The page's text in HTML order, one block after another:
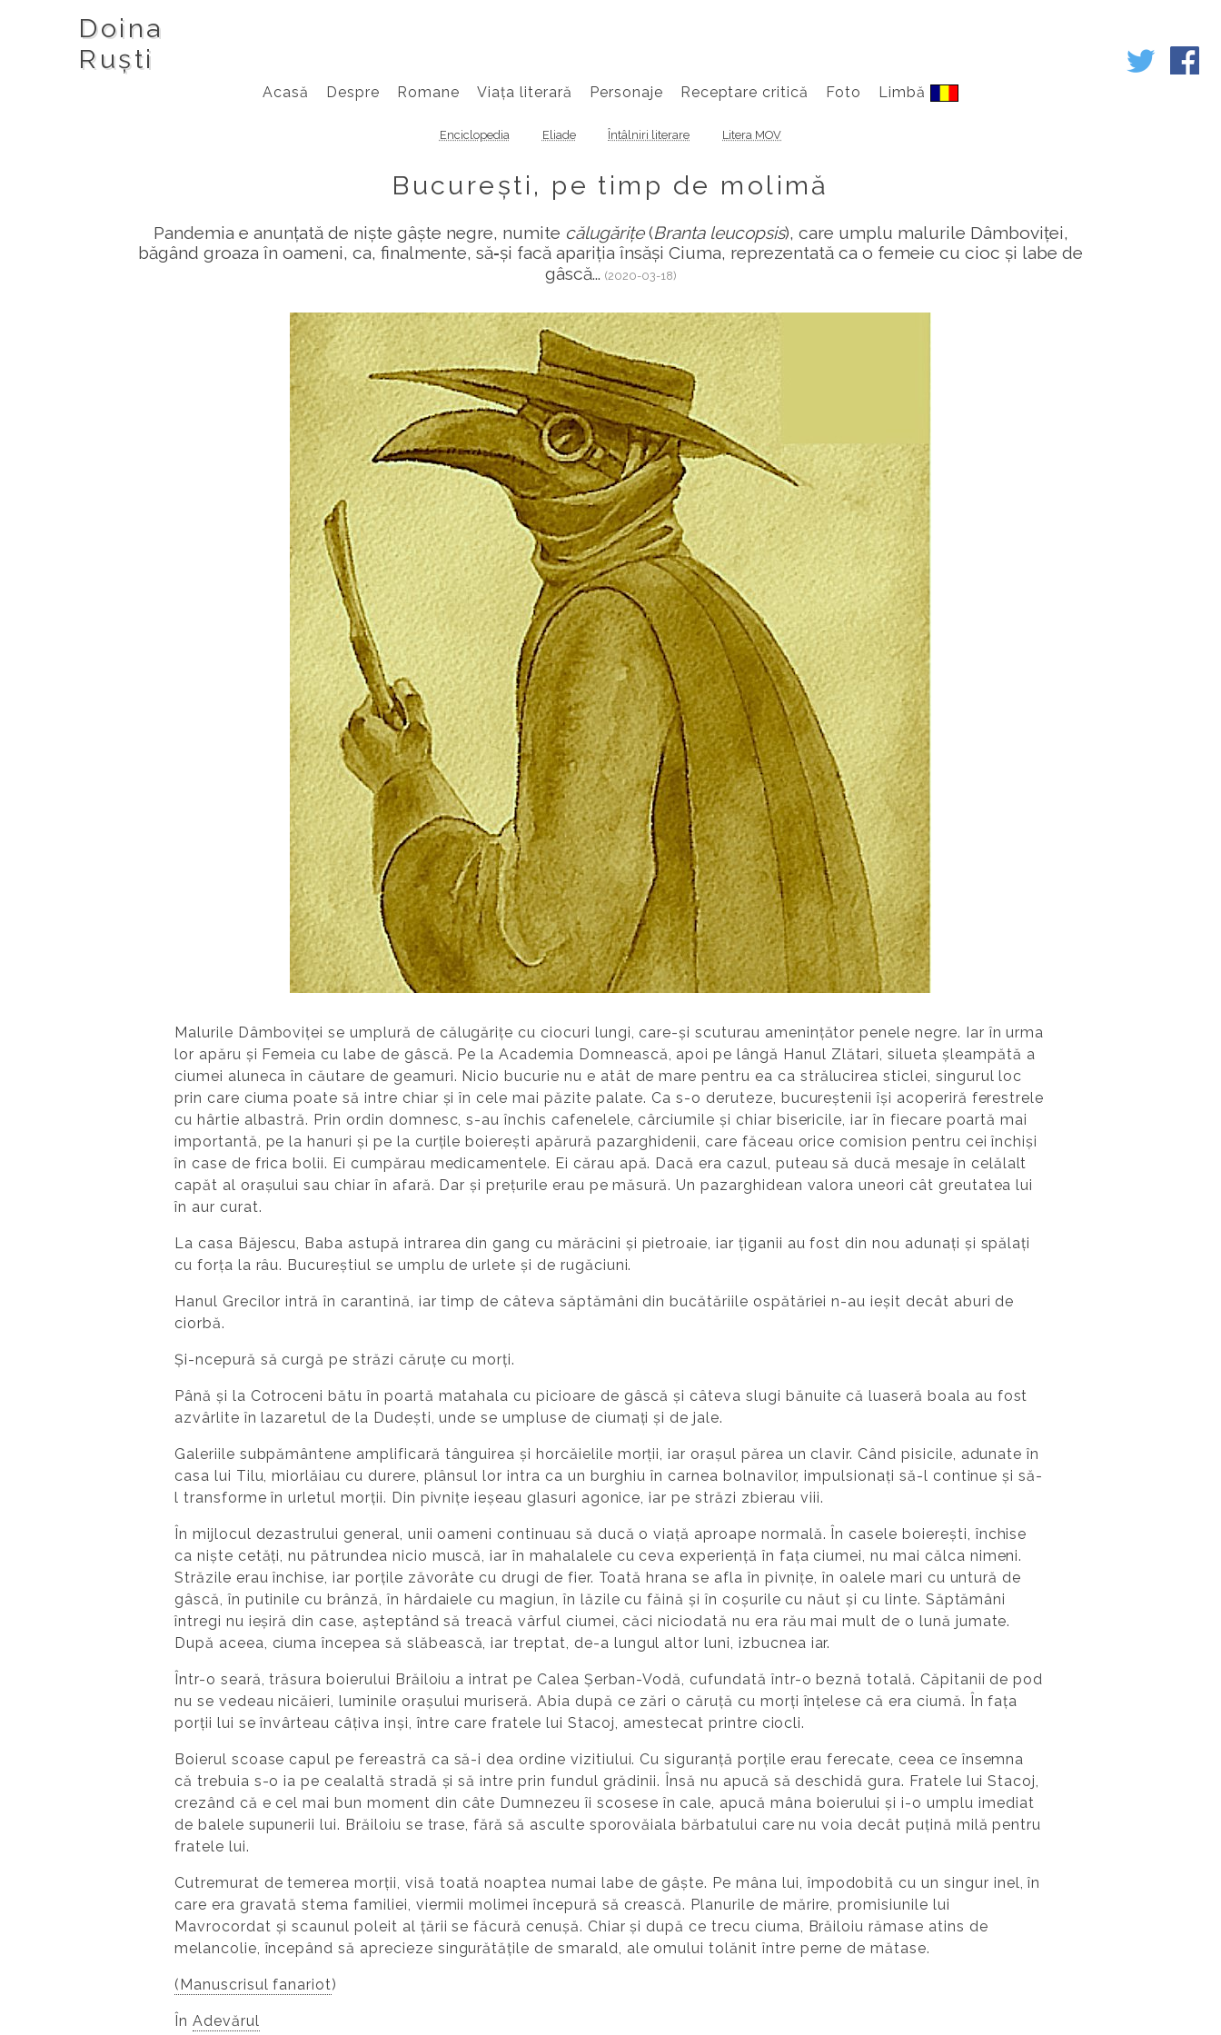
Doina
Ruști
Acasă Despre Romane Viața literară Personaje Receptare critică Foto Limbă
Enciclopedia Eliade Întâlniri literare Litera MOV
București, pe timp de molimă
Pandemia e anunțată de niște gâște negre, numite călugărițe(Branta leucopsis), care umplu malurile Dâmboviței,
băgând groaza în oameni, ca, finalmente, să‑și facă apariția însăși Ciuma, reprezentată ca o femeie cu cioc și labe de
gâscă... (2020-03-18)
Malurile Dâmboviței se umplură de călugărițe cu ciocuri lungi, care-și scuturau amenințător penele negre. Iar în urma
lor apăru și Femeia cu labe de gâscă. Pe la Academia Domnească, apoi pe lângă Hanul Zlătari, silueta șleampătă a
ciumei aluneca în căutare de geamuri. Nicio bucurie nu e atât de mare pentru ea ca strălucirea sticlei, singurul loc
prin care ciuma poate să intre chiar și în cele mai păzite palate. Ca s-o deruteze, bucureștenii își acoperiră ferestrele
cu hârtie albastră. Prin ordin domnesc, s-au închis cafenelele, cârciumile și chiar bisericile, iar în fiecare poartă mai
importantă, pe la hanuri și pe la curțile boierești apărură pazarghidenii, care făceau orice comision pentru cei închiși
în case de frica bolii. Ei cumpărau medicamentele. Ei cărau apă. Dacă era cazul, puteau să ducă mesaje în celălalt
capăt al orașului sau chiar în afară. Dar și prețurile erau pe măsură. Un pazarghidean valora uneori cât greutatea lui
în aur curat.
La casa Băjescu, Baba astupă intrarea din gang cu mărăcini și pietroaie, iar țiganii au fost din nou adunați și spălați
cu forța la râu. Bucureștiul se umplu de urlete și de rugăciuni.
Hanul Grecilor intră în carantină, iar timp de câteva săptămâni din bucătăriile ospătăriei n-au ieșit decât aburi de
ciorbă.
Și-ncepură să curgă pe străzi căruțe cu morți.
Până și la Cotroceni bătu în poartă matahala cu picioare de gâscă și câteva slugi bănuite că luaseră boala au fost
azvârlite în lazaretul de la Dudești, unde se umpluse de ciumați și de jale.
Galeriile subpământene amplificară tânguirea și horcăielile morții, iar orașul părea un clavir. Când pisicile, adunate în
casa lui Tilu, miorlăiau cu durere, plânsul lor intra ca un burghiu în carnea bolnavilor, impulsionați să-l continue și să-
l transforme în urletul morții. Din pivnițe ieșeau glasuri agonice, iar pe străzi zbierau viii.
În mijlocul dezastrului general, unii oameni continuau să ducă o viață aproape normală. În casele boierești, închise
ca niște cetăți, nu pătrundea nicio muscă, iar în mahalalele cu ceva experiență în fața ciumei, nu mai călca nimeni.
Străzile erau închise, iar porțile zăvorâte cu drugi de fier. Toată hrana se afla în pivnițe, în oalele mari cu untură de
gâscă, în putinile cu brânză, în hârdaiele cu magiun, în lăzile cu făină și în coșurile cu năut și cu linte. Săptămâni
întregi nu ieșiră din case, așteptând să treacă vârful ciumei, căci niciodată nu era rău mai mult de o lună jumate.
După aceea, ciuma începea să slăbească, iar treptat, de-a lungul altor luni, izbucnea iar.
Într-o seară, trăsura boierului Brăiloiu a intrat pe Calea Șerban-Vodă, cufundată într-o beznă totală. Căpitanii de pod
nu se vedeau nicăieri, luminile orașului muriseră. Abia după ce zări o căruță cu morți înțelese că era ciumă. În fața
porții lui se învârteau câțiva inși, între care fratele lui Stacoj, amestecat printre ciocli.
Boierul scoase capul pe fereastră ca să-i dea ordine vizitiului. Cu siguranță porțile erau ferecate, ceea ce însemna
că trebuia s-o ia pe cealaltă stradă și să intre prin fundul grădinii. Însă nu apucă să deschidă gura. Fratele lui Stacoj,
crezând că e cel mai bun moment din câte Dumnezeu îi scosese în cale, apucă mâna boierului și i-o umplu imediat
de balele supunerii lui. Brăiloiu se trase, fără să asculte sporovăiala bărbatului care nu voia decât puțină milă pentru
fratele lui.
Cutremurat de temerea morții, visă toată noaptea numai labe de gâște. Pe mâna lui, împodobită cu un singur inel, în
care era gravată stema familiei, viermii molimei începură să crească. Planurile de mărire, promisiunile lui
Mavrocordat și scaunul poleit al țării se făcură cenușă. Chiar și după ce trecu ciuma, Brăiloiu rămase atins de
melancolie, începând să aprecieze singurătățile de smarald, ale omului tolănit între perne de mătase.
(Manuscrisul fanariot)
În Adevărul